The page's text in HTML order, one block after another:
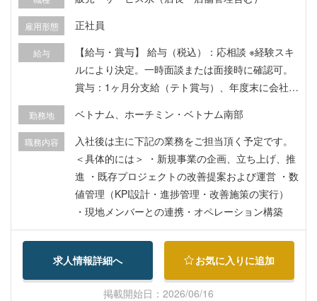
雇用形態 正社員
給与
【給与・賞与】 給与（税込）：応相談 ※経験スキ
ルにより決定。一時面談または面接時に確認可。
賞与：1ヶ月分支給（テト賞与）、年度末に会社業
度：あり（年1回） 試用期間：2ヶ月（給与100%
支給） 【福利厚生など】 ビザ・労働許可証サポー
ト：あり（取得費用会社負担） 起業サポートあり
【社会保険・医療保険など】 ベトナム国社会保
険：あり 民間海外医療保険：あり 健康診断：あり
（年1回）
勤務地 ベトナム、ホーチミン・ベトナム南部
職務内容
入社後は主に下記の業務をご担当頂く予定です。
＜具体的には＞ ・新規事業の企画、立ち上げ、推
進 ・既存プロジェクトの改善提案および運営 ・数
値管理（KPI設計・進捗管理・改善施策の実行）
・現地メンバーとの連携・オペレーション構築
求人情報詳細へ お気に入りに追加
掲載開始日：2026/06/16